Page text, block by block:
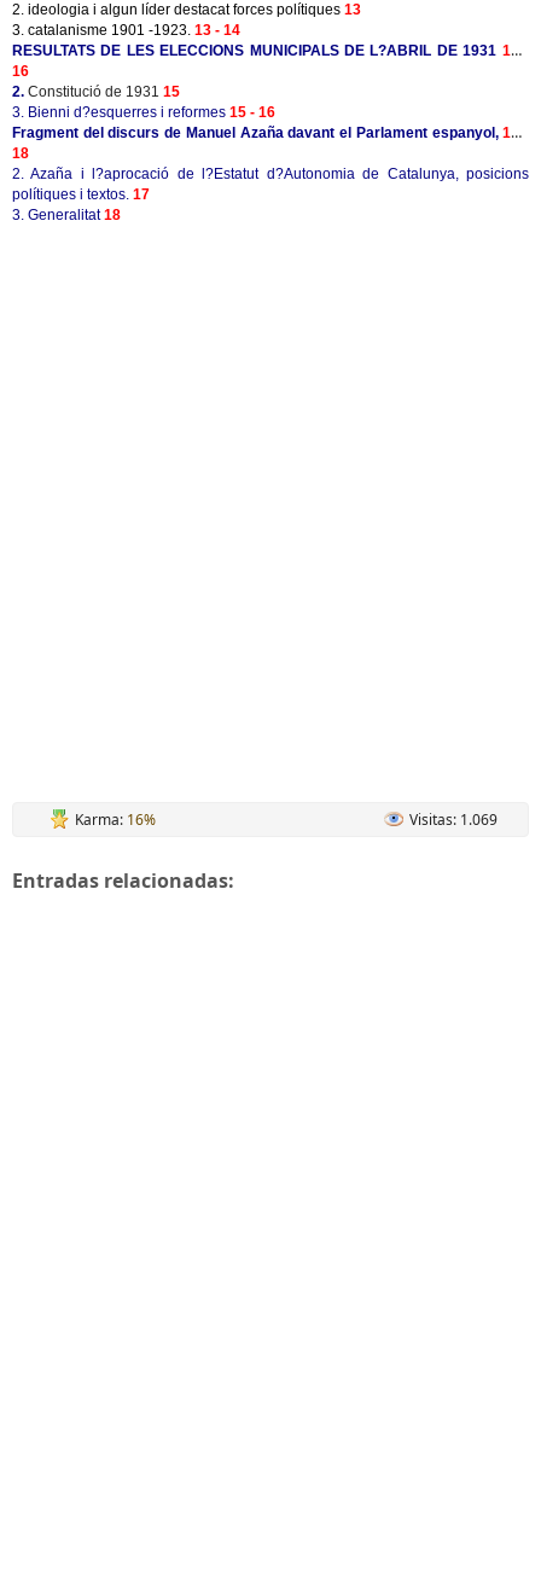
2. ideologia i algun líder destacat forces polítiques 13
3. catalanisme 1901 -1923. 13 - 14
RESULTATS DE LES ELECCIONS MUNICIPALS DE L?ABRIL DE 1931 15 -
16
2. Constitució de 1931 15
3. Bienni d?esquerres i reformes 15 - 16
Fragment del discurs de Manuel Azaña davant el Parlament espanyol,17 -
18
2. Azaña i l?aprocació de l?Estatut d?Autonomia de Catalunya, posicions
polítiques i textos. 17
3. Generalitat18
Karma: 16% Visitas: 1.069
Entradas relacionadas: